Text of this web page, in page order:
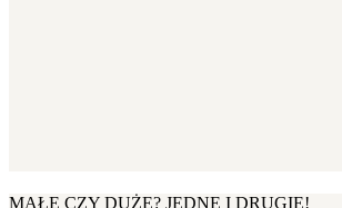
MAŁE CZY DUŻE? JEDNE I DRUGIE!